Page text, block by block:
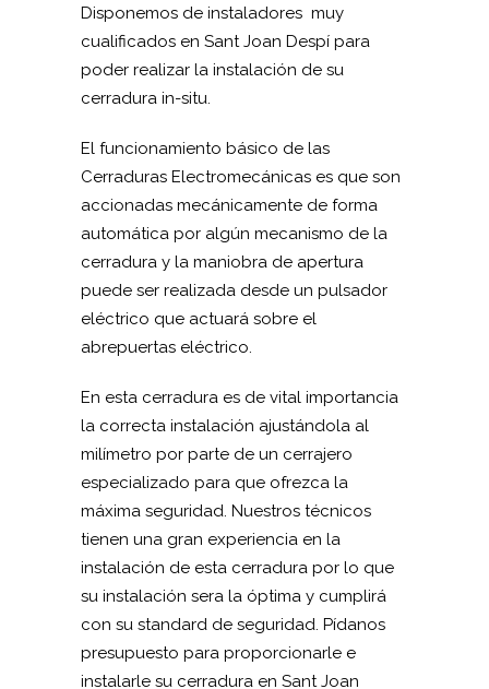
Disponemos de instaladores muy
cualificados en Sant Joan Despí para
poder realizar la instalación de su
cerradura in-situ.
El funcionamiento básico de las
Cerraduras Electromecánicas es que son
accionadas mecánicamente de forma
automática por algún mecanismo de la
cerradura y la maniobra de apertura
puede ser realizada desde un pulsador
eléctrico que actuará sobre el
abrepuertas eléctrico.
En esta cerradura es de vital importancia
la correcta instalación ajustándola al
milímetro por parte de un cerrajero
especializado para que ofrezca la
máxima seguridad. Nuestros técnicos
tienen una gran experiencia en la
instalación de esta cerradura por lo que
su instalación sera la óptima y cumplirá
con su standard de seguridad. Pídanos
presupuesto para proporcionarle e
instalarle su cerradura en Sant Joan